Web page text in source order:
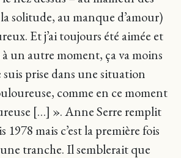
solitude, au manque d’amour)
Et j’ai toujours été aimée et
un autre moment, ça va moins
prise dans une situation
comme en ce moment
[…] ». Anne Serre remplit
1978 mais c’est la première fois
tranche. Il semblerait que